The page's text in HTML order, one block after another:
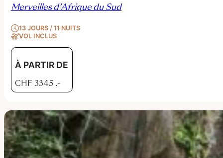
Merveilles d’Afrique du Sud
13 JOURS / 11 NUITS
VOL INCLUS
À PARTIR DE
CHF 3345 .-